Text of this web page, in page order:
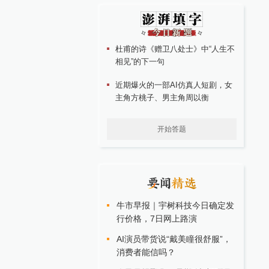
杜甫的诗《赠卫八处士》中“人生不
相见”的下一句
近期爆火的一部AI仿真人短剧，女
主角方桃子、男主角周以衡
开始答题
牛市早报｜宇树科技今日确定发
行价格，7日网上路演
AI演员带货说“戴美瞳很舒服”，
消费者能信吗？